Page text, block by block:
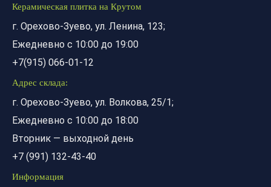
Керамическая плитка на Крутом
г. Орехово-Зуево, ул. Ленина, 123;
Ежедневно с 10:00 до 19:00
+7(915) 066-01-12
Адрес склада:
г. Орехово-Зуево, ул. Волкова, 25/1;
Ежедневно с 10:00 до 18:00
Вторник — выходной день
+7 (991) 132-43-40
Информация